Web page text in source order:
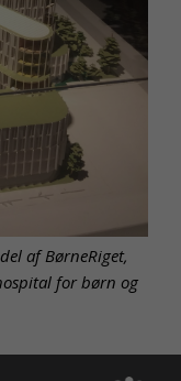
af BørneRiget,
for børn og